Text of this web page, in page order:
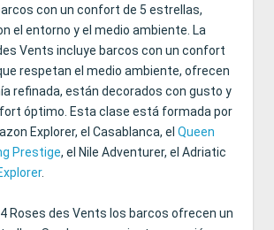
con un confort de 5 estrellas,
el entorno y el medio ambiente. La
Vents incluye barcos con un confort
respetan el medio ambiente, ofrecen
refinada, están decorados con gusto y
óptimo. Esta clase está formada por
Explorer, el Casablanca, el Queen
Prestige, el Nile Adventurer, el Adriatic
.
Roses des Vents los barcos ofrecen un